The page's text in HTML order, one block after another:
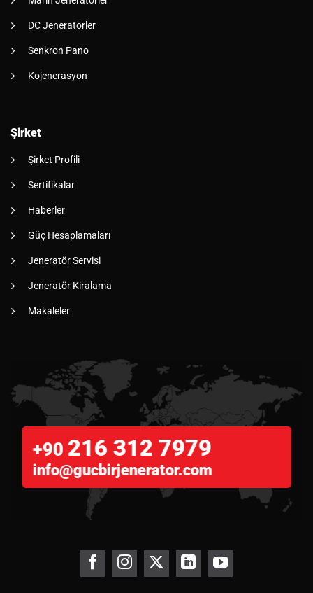
DC Jeneratörler
Senkron Pano
Kojenerasyon
Şirket
Şirket Profili
Sertifikalar
Haberler
Güç Hesaplamaları
Jeneratör Servisi
Jeneratör Kiralama
Makaleler
+90 216 312 7979
info@gucbirjenerator.com